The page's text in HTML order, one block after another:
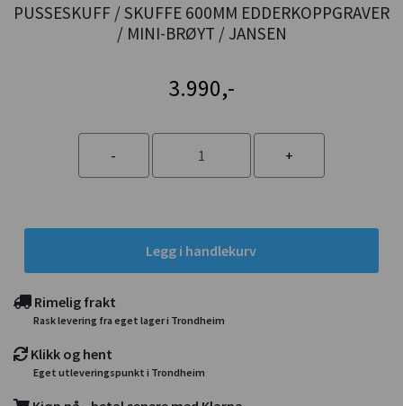
PUSSESKUFF / SKUFFE 600MM EDDERKOPPGRAVER
/ MINI-BRØYT / JANSEN
3.990,-
Legg i handlekurv
Rimelig frakt
Rask levering fra eget lager i Trondheim
Klikk og hent
Eget utleveringspunkt i Trondheim